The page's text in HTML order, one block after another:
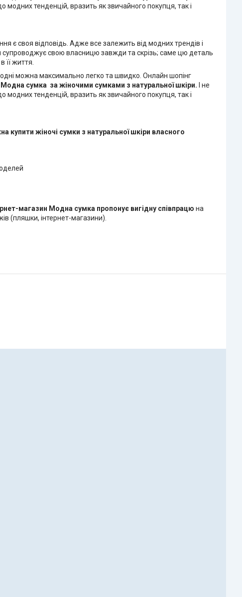
модних тенденцій, вразить як звичайного покупця, так і
є своя відповідь. Адже все залежить від модних трендів і
супроводжує свою власницю завжди та скрізь; саме цю деталь
її життя.
можна максимально легко та швидко. Онлайн шопінг
Модна сумка за жіночими сумками з натуральної шкіри. І не
модних тенденцій, вразить як звичайного покупця, так і
купити жіночі сумки з натуральної шкіри власного
магазин Модна сумка пропонує вигідну співпрацю на
(пляшки, інтернет-магазини).